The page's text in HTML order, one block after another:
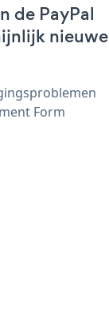
de PayPal
nieuwe
Form